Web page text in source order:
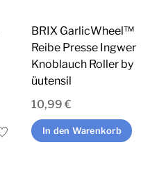
BRIX GarlicWheel™
Reibe Presse Ingwer
Knoblauch Roller by
üutensil
10,99€
In den Warenkorb